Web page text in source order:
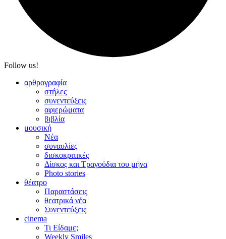
Follow us!
αρθρογραφία
στήλες
συνεντεύξεις
αφιερώματα
βιβλία
μουσική
Νέα
συναυλίες
δισκοκριτικές
Δίσκος και Τραγούδια του μήνα
Photo stories
θέατρο
Παραστάσεις
θεατρικά νέα
Συνεντεύξεις
cinema
Τι Είδαμε;
Weekly Smiles